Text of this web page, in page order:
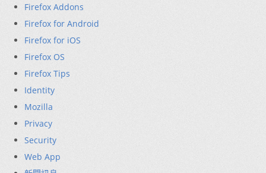
Firefox Addons
Firefox for Android
Firefox for iOS
Firefox OS
Firefox Tips
Identity
Mozilla
Privacy
Security
Web App